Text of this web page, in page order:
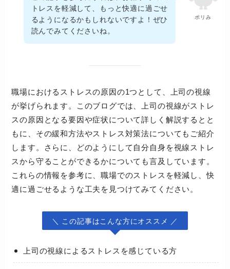
ポリみ
トレスを軽減して、もっと快適に過ごせ
るようになるかもしれないですよ！ぜひ
読んでみてくださいね。
職場におけるストレスの原因の1つとして、上司の視線
が挙げられます。このブログでは、上司の視線がストレ
スの原因となる要因や症状について詳しく解説するとと
もに、その緩和方法やストレス対策法についてもご紹介
します。さらに、どのようにして自分自身を視線ストレ
スから守ることができるかについても言及しています。
これらの情報を参考に、職場でのストレスを軽減し、快
適に過ごせるような工夫を見つけてみてください。
＼ この記事はこんな方にオススメ ／
上司の視線によるストレスを感じている方